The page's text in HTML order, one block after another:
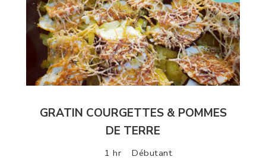
GRATIN COURGETTES & POMMES
DE TERRE
1 hr Débutant